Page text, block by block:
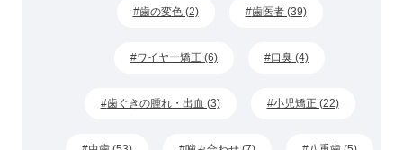
歯の変色 (2) 歯医者 (39)
ワイヤー矯正 (6) 口臭 (4)
歯ぐきの腫れ・出血 (3) 小児矯正 (22)